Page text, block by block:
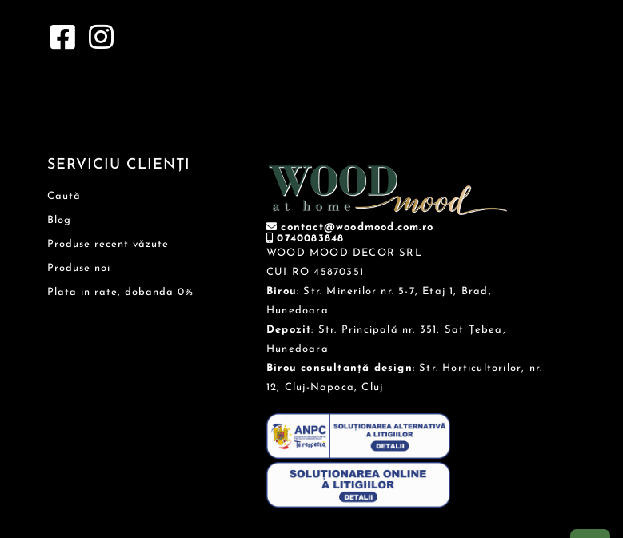
SERVICIU CLIENȚI
Caută
Blog
Produse recent văzute
Produse noi
Plata in rate, dobanda 0%
contact@woodmood.com.ro
0740083848
WOOD MOOD DECOR SRL
CUI RO 45870351
Birou: Str. Minerilor nr. 5-7, Etaj 1, Brad,
Hunedoara
Depozit: Str. Principală nr. 351, Sat Țebea,
Hunedoara
Birou consultanță design: Str. Horticultorilor, nr.
12, Cluj-Napoca, Cluj